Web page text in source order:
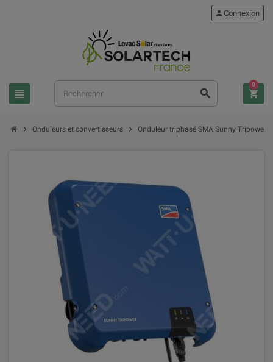
view_headline search
person Connexion
shopping_cart
0
chevron_right Onduleurs et convertisseurs chevron_right Onduleur triphasé SMA Sunny Tripower